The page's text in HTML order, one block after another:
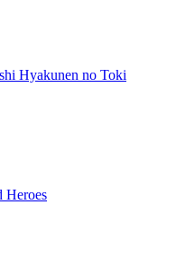
Hyakunen no Toki